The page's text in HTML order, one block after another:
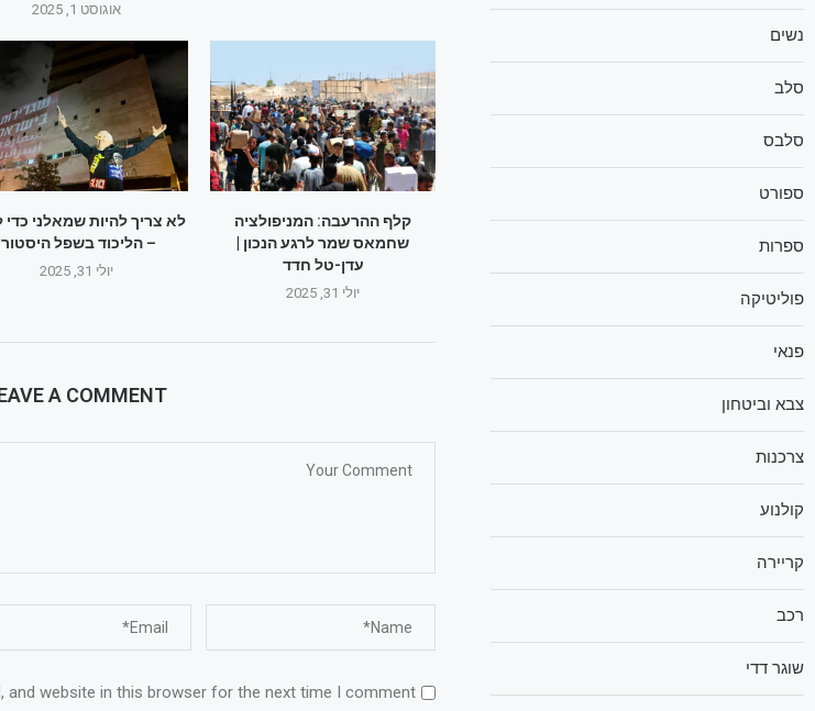
אוגוסט 1, 2025
לא צריך להיות שמאלני כדי
– הליכוד בשפל
יולי 31, 2025
קלף ההרעבה: המניפולציה
שחמאס שמר לרגע הנכון |
עדן-טל חדד
יולי 31, 2025
A COMMENT
and website in this browser for the next time I comment.
נשים
סלב
סלבס
ספורט
ספרות
פוליטיקה
פנאי
צבא וביטחון
צרכנות
קולנוע
קריירה
רכב
שוגר דדי